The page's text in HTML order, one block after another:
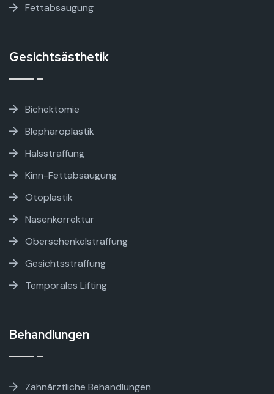
Fettabsaugung
Gesichtsästhetik
Bichektomie
Blepharoplastik
Halsstraffung
Kinn-Fettabsaugung
Otoplastik
Nasenkorrektur
Oberschenkelstraffung
Gesichtsstraffung
Temporales Lifting
Behandlungen
Zahnärztliche Behandlungen